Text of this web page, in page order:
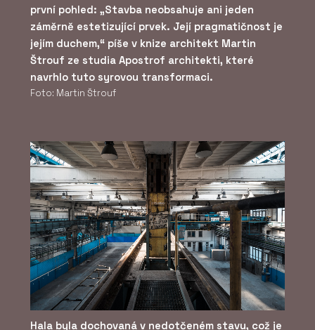
první pohled: „Stavba neobsahuje ani jeden
záměrně estetizující prvek. Její pragmatičnost je
jejím duchem,“ píše v knize architekt Martin
Štrouf ze studia Apostrof architekti, které
navrhlo tuto syrovou transformaci.
Foto: Martin Štrouf
Hala byla dochovaná v nedotčeném stavu, což je